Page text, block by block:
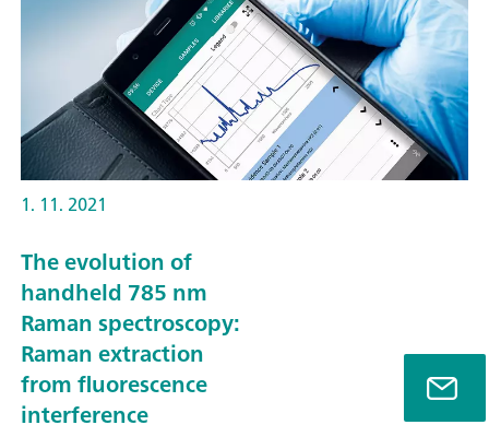
1. 11. 2021
The evolution of
handheld 785 nm
Raman spectroscopy:
Raman extraction
from fluorescence
interference